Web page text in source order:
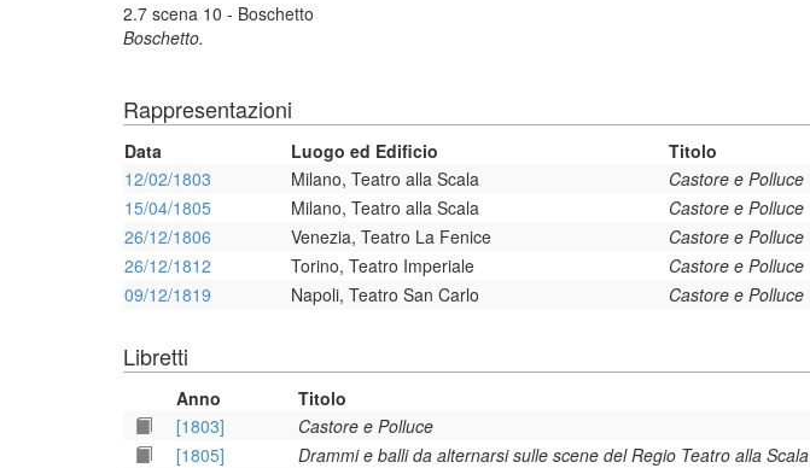
2.7 scena 10 - Boschetto
Boschetto.
Rappresentazioni
Data Luogo ed Edificio Titolo
12/02/1803
Milano, Teatro alla Scala Castore e Polluce
15/04/1805
Milano, Teatro alla Scala Castore e Polluce
26/12/1806
Venezia, Teatro La Fenice Castore e Polluce
26/12/1812
Torino, Teatro Imperiale Castore e Polluce
09/12/1819
Napoli, Teatro San Carlo Castore e Polluce
Libretti
Anno Titolo
[1803]
Castore e Polluce
[1805]
Drammi e balli da alternarsi sulle scene del Regio Teatro alla Scala